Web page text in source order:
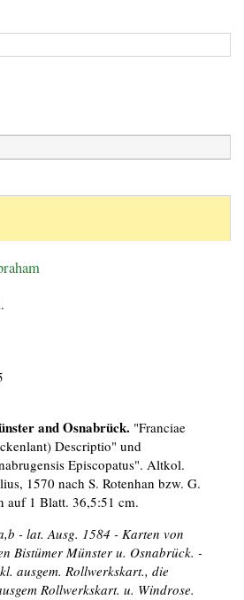
and Osnabrück. "Franciae
Descriptio" und
Episcopatus". Altkol.
1570 nach S. Rotenhan bzw. G.
auf 1 Blatt. 36,5:51 cm.
- lat. Ausg. 1584 - Karten von
Bistümer Münster u. Osnabrück. -
ausgem. Rollwerkskart., die
Rollwerkskart. u. Windrose.